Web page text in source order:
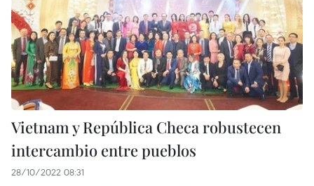
Vietnam y República Checa robustecen
intercambio entre pueblos
28/10/2022 08:31